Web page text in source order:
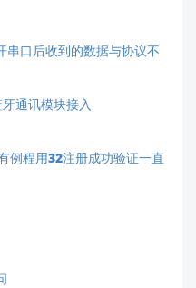
口后收到的数据与协议不
通讯模块接入
例程用32注册成功验证一直